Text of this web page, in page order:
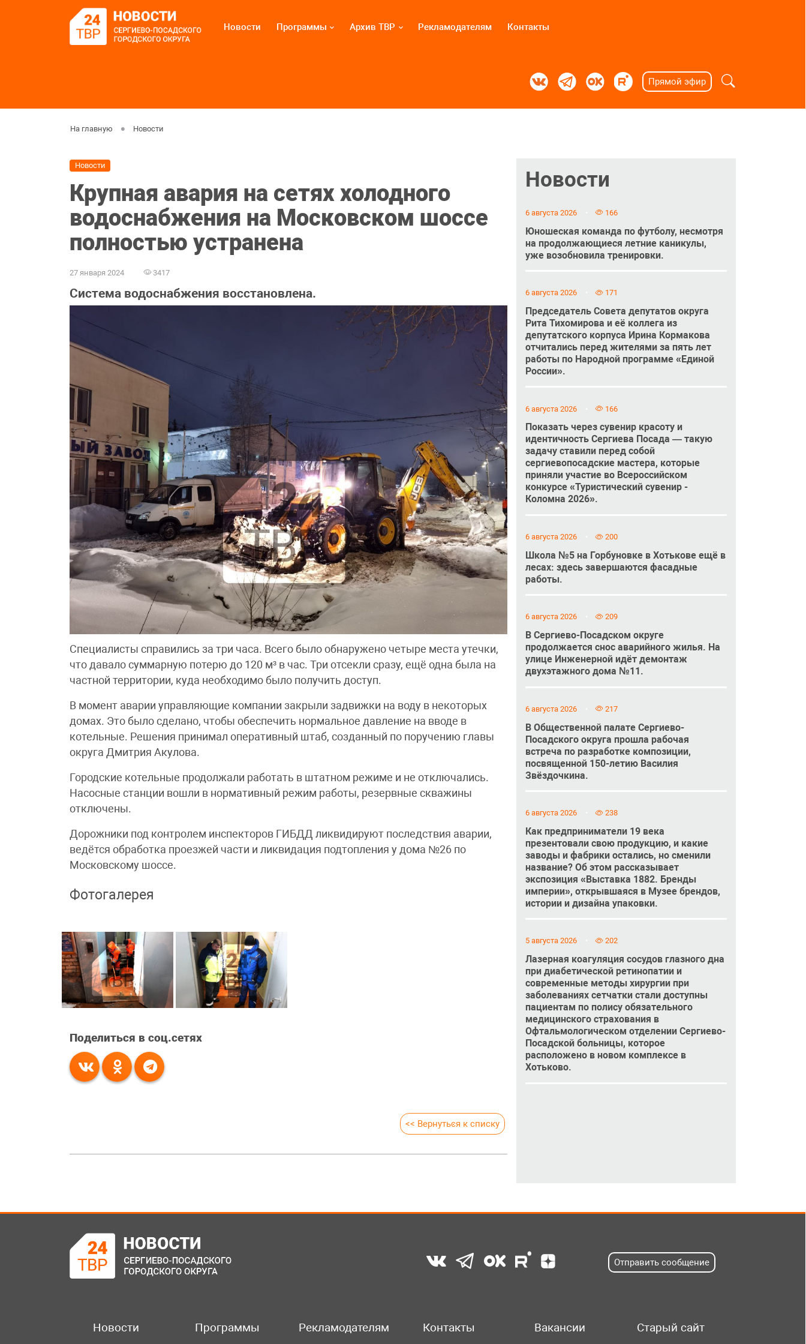
Новости Программы Архив ТВР Рекламодателям Контакты
Прямой эфир
На главную Новости
Новости
Крупная авария на сетях холодного
водоснабжения на Московском шоссе
полностью устранена
27 января 2024 3417
Система водоснабжения восстановлена.
Специалисты справились за три часа. Всего было обнаружено четыре места утечки,
что давало суммарную потерю до 120 м³ в час. Три отсекли сразу, ещё одна была на
частной территории, куда необходимо было получить доступ.
В момент аварии управляющие компании закрыли задвижки на воду в некоторых
домах. Это было сделано, чтобы обеспечить нормальное давление на вводе в
котельные. Решения принимал оперативный штаб, созданный по поручению главы
округа Дмитрия Акулова.
Городские котельные продолжали работать в штатном режиме и не отключались.
Насосные станции вошли в нормативный режим работы, резервные скважины
отключены.
Дорожники под контролем инспекторов ГИБДД ликвидируют последствия аварии,
ведётся обработка проезжей части и ликвидация подтопления у дома №26 по
Московскому шоссе.
Фотогалерея
Поделиться в соц.сетях
<< Вернуться к списку
Новости
6 августа 2026 166
Юношеская команда по футболу, несмотря
на продолжающиеся летние каникулы,
уже возобновила тренировки.
6 августа 2026 171
Председатель Совета депутатов округа
Рита Тихомирова и её коллега из
депутатского корпуса Ирина Кормакова
отчитались перед жителями за пять лет
работы по Народной программе «Единой
России».
6 августа 2026 166
Показать через сувенир красоту и
идентичность Сергиева Посада — такую
задачу ставили перед собой
сергиевопосадские мастера, которые
приняли участие во Всероссийском
конкурсе «Туристический сувенир -
Коломна 2026».
6 августа 2026 200
Школа №5 на Горбуновке в Хотькове ещё в
лесах: здесь завершаются фасадные
работы.
6 августа 2026 209
В Сергиево-Посадском округе
продолжается снос аварийного жилья. На
улице Инженерной идёт демонтаж
двухэтажного дома №11.
6 августа 2026 217
В Общественной палате Сергиево-
Посадского округа прошла рабочая
встреча по разработке композиции,
посвященной 150-летию Василия
Звёздочкина.
6 августа 2026 238
Как предприниматели 19 века
презентовали свою продукцию, и какие
заводы и фабрики остались, но сменили
название? Об этом рассказывает
экспозиция «Выставка 1882. Бренды
империи», открывшаяся в Музее брендов,
истории и дизайна упаковки.
5 августа 2026 202
Лазерная коагуляция сосудов глазного дна
при диабетической ретинопатии и
современные методы хирургии при
заболеваниях сетчатки стали доступны
пациентам по полису обязательного
медицинского страхования в
Офтальмологическом отделении Сергиево-
Посадской больницы, которое
расположено в новом комплексе в
Хотьково.
Отправить сообщение
Новости Программы Рекламодателям Контакты Вакансии Старый сайт